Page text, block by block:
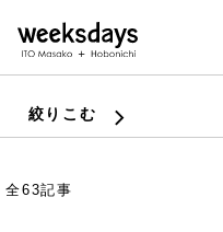
絞りこむ
全63記事